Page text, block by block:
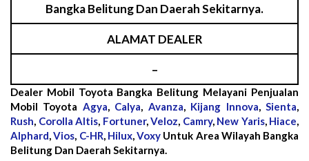
Bangka Belitung Dan Daerah Sekitarnya.
ALAMAT DEALER
–
Dealer Mobil Toyota Bangka Belitung Melayani Penjualan
Mobil Toyota Agya, Calya, Avanza, Kijang Innova,Sienta,
Rush, Corolla Altis, Fortuner,Veloz, Camry, New Yaris, Hiace,
Alphard,Vios, C-HR, Hilux,Voxy Untuk Area Wilayah Bangka
Belitung Dan Daerah Sekitarnya.